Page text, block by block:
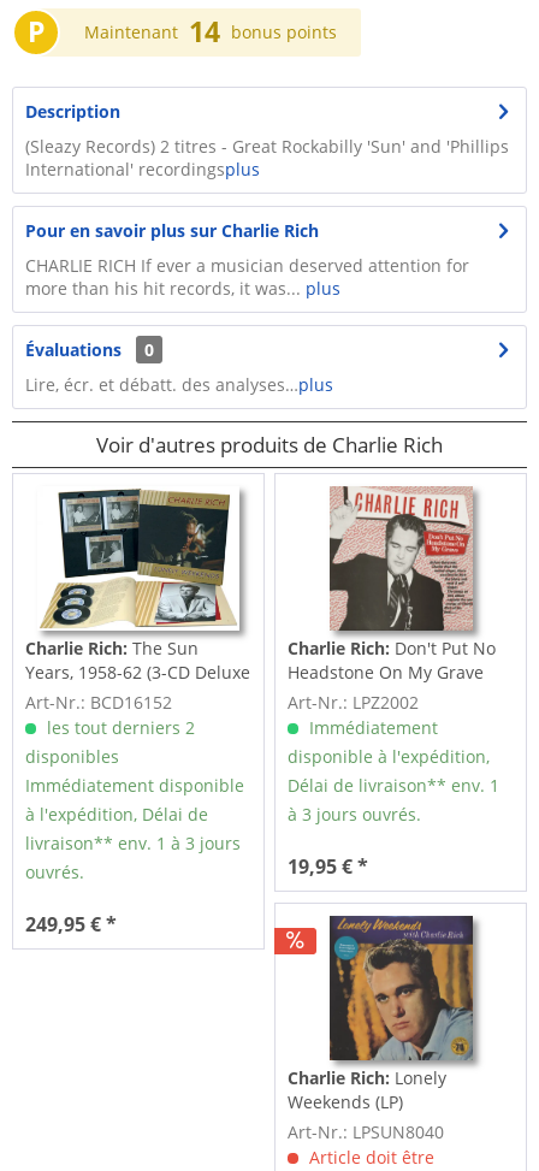
P Maintenant 14 bonus points
Description
(Sleazy Records) 2 titres - Great Rockabilly 'Sun' and 'Phillips
International' recordingsplus
Pour en savoir plus sur Charlie Rich
CHARLIE RICH If ever a musician deserved attention for
more than his hit records, it was... plus
Évaluations
0
Lire, écr. et débatt. des analyses…plus
Voir d'autres produits de Charlie Rich
Charlie Rich: The Sun
Years, 1958-62 (3-CD Deluxe
Box Set)
Art-Nr.: BCD16152
les tout derniers 2
disponibles
Immédiatement disponible
à l'expédition, Délai de
livraison** env. 1 à 3 jours
ouvrés.
249,95 € *
Charlie Rich: Don't Put No
Headstone On My Grave
(LP)
Art-Nr.: LPZ2002
Immédiatement
disponible à l'expédition,
Délai de livraison** env. 1
à 3 jours ouvrés.
19,95 € *
Charlie Rich: Lonely
Weekends (LP)
Art-Nr.: LPSUN8040
Article doit être